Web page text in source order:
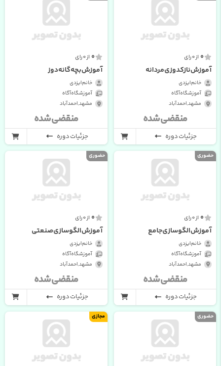
0 از 0 رای
آموزش نازکدوزی مردانه
خانم ایزدی
آموزشگاه آگاه
مشهد , احمدآباد
منقضی شده
جزئیات دوره
0 از 0 رای
آموزش بچه گانه دوز
خانم ایزدی
آموزشگاه آگاه
مشهد , احمدآباد
منقضی شده
جزئیات دوره
حضوری
0 از 0 رای
آموزش الگو سازی جامع
خانم ایزدی
آموزشگاه آگاه
مشهد , احمدآباد
منقضی شده
جزئیات دوره
حضوری
0 از 0 رای
آموزش الگوسازی صنعتی
خانم ایزدی
آموزشگاه آگاه
مشهد , احمدآباد
منقضی شده
جزئیات دوره
حضوری مجازی